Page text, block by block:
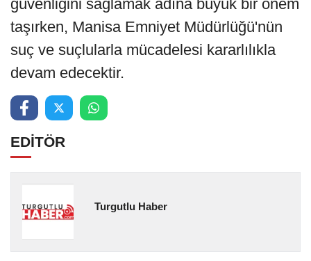
güvenliğini sağlamak adına büyük bir önem
taşırken, Manisa Emniyet Müdürlüğü'nün
suç ve suçlularla mücadelesi kararlılıkla
devam edecektir.
EDİTÖR
Turgutlu Haber